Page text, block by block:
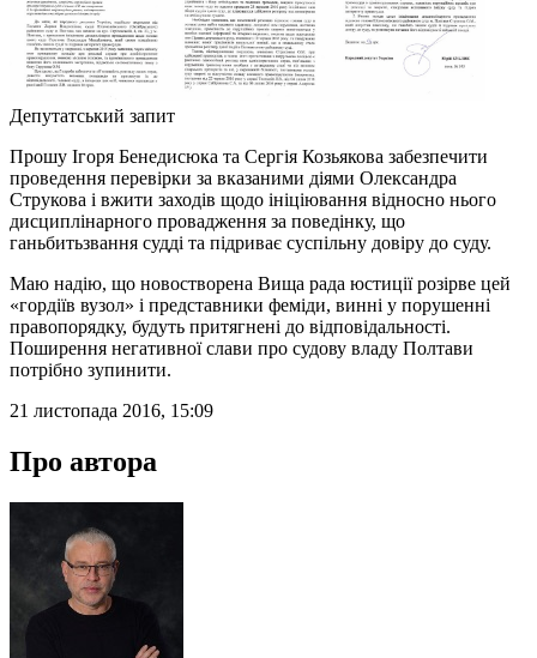
Депутатський запит
Прошу Ігоря Бенедисюка та Сергія Козьякова забезпечити
проведення перевірки за вказаними діями Олександра
Струкова і вжити заходів щодо ініціювання відносно нього
дисциплінарного провадження за поведінку, що
ганьбитьзвання судді та підриває суспільну довіру до суду.
Маю надію, що новостворена Вища рада юстиції розірве цей
«гордіїв вузол» і представники феміди, винні у порушенні
правопорядку, будуть притягнені до відповідальності.
Поширення негативної слави про судову владу Полтави
потрібно зупинити.
21 листопада 2016, 15:09
Про автора